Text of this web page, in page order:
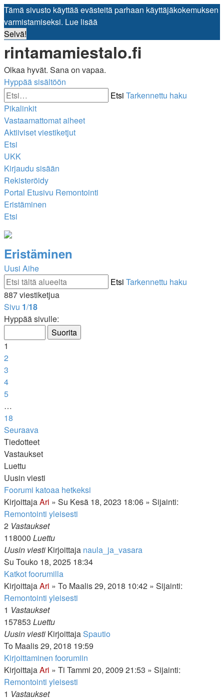
Tämä sivusto käyttää evästeitä parhaan käyttäjäkokemuksen
varmistamiseksi. Lue lisää
Selvä!
rintamamiestalo.fi
Olkaa hyvät. Sana on vapaa.
Hyppää sisältöön
Etsi Tarkennettu haku
Pikalinkit
Vastaamattomat aiheet
Aktiiviset viestiketjut
Etsi
UKK
Kirjaudu sisään
Rekisteröidy
Portal Etusivu Remontointi
Eristäminen
Etsi
Eristäminen
Uusi Aihe
Etsi Tarkennettu haku
887 viestiketjua
Sivu 1/18
Hyppää sivulle:
1
2
3
4
5
…
18
Seuraava
Tiedotteet
Vastaukset
Luettu
Uusin viesti
Foorumi katoaa hetkeksi
KirjoittajaAri » Su Kesä 18, 2023 18:06 » Sijainti:
Remontointi yleisesti
2 Vastaukset
118000 Luettu
Uusin viesti Kirjoittaja naula_ja_vasara
Su Touko 18, 2025 18:34
Katkot foorumilla
KirjoittajaAri » To Maalis 29, 2018 10:42 » Sijainti:
Remontointi yleisesti
1 Vastaukset
157853 Luettu
Uusin viesti KirjoittajaSpautio
To Maalis 29, 2018 19:59
Kirjoittaminen foorumiin
KirjoittajaAri » Ti Tammi 20, 2009 21:53 » Sijainti:
Remontointi yleisesti
1 Vastaukset